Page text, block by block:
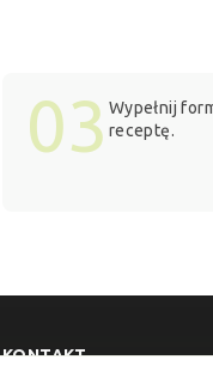
03 Wypełnij
receptę.
KONTAKT